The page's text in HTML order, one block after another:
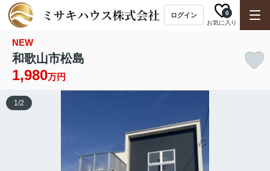
ログイン
お気に入り
0
NEW
和歌山市松島
1,980万円
1/2